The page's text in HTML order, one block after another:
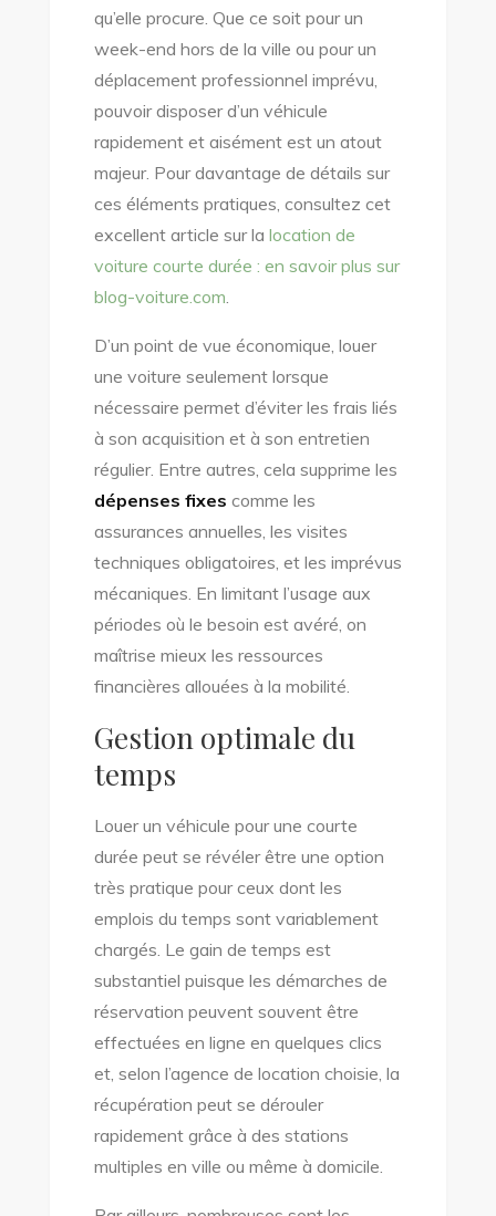
qu’elle procure. Que ce soit pour un
week-end hors de la ville ou pour un
déplacement professionnel imprévu,
pouvoir disposer d’un véhicule
rapidement et aisément est un atout
majeur. Pour davantage de détails sur
ces éléments pratiques, consultez cet
excellent article sur la location de
voiture courte durée : en savoir plus sur
blog-voiture.com.
D’un point de vue économique, louer
une voiture seulement lorsque
nécessaire permet d’éviter les frais liés
à son acquisition et à son entretien
régulier. Entre autres, cela supprime les
dépenses fixes comme les
assurances annuelles, les visites
techniques obligatoires, et les imprévus
mécaniques. En limitant l’usage aux
périodes où le besoin est avéré, on
maîtrise mieux les ressources
financières allouées à la mobilité.
Gestion optimale du
temps
Louer un véhicule pour une courte
durée peut se révéler être une option
très pratique pour ceux dont les
emplois du temps sont variablement
chargés. Le gain de temps est
substantiel puisque les démarches de
réservation peuvent souvent être
effectuées en ligne en quelques clics
et, selon l’agence de location choisie, la
récupération peut se dérouler
rapidement grâce à des stations
multiples en ville ou même à domicile.